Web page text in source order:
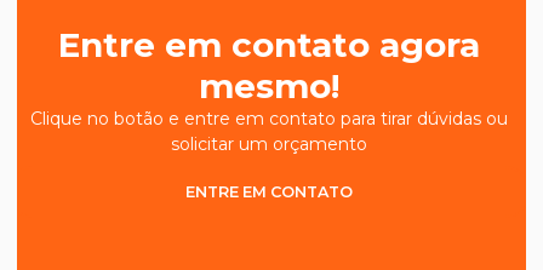
Entre em contato agora
mesmo!
Clique no botão e entre em contato para tirar dúvidas ou
solicitar um orçamento
ENTRE EM CONTATO